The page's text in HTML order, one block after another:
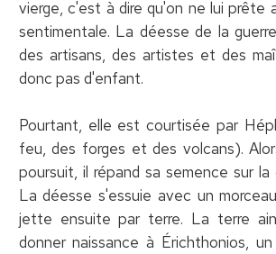
vierge, c'est à dire qu'on ne lui prête
sentimentale. La déesse de la
des artisans, des artistes et des
donc pas d'enfant.
Pourtant, elle est courtisée par
feu, des forges et des volcans).
poursuit, il répand sa semence sur la
La déesse s'essuie avec un
jette ensuite par terre. La terre
donner naissance à Érichthonios,